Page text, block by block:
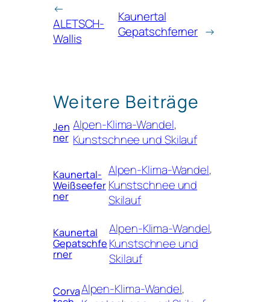
←
ALETSCH-
Wallis
Kaunertal
Gepatschferner →
Weitere Beiträge
Jen
ner
Alpen-Klima-Wandel
Kunstschnee und Skilauf
Kaunertal-
Weißseefer
ner
Alpen-Klima-Wandel
Kunstschnee und
Skilauf
Kaunertal
Gepatschfe
rner
Alpen-Klima-Wandel
Kunstschnee und
Skilauf
CorvaAlpen-Klima-Wandel